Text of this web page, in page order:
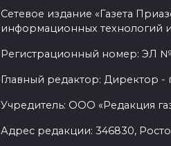
Сетевое издание «Газета
информационных технологий
Регистрационный номер: ЭЛ
Главный редактор: Директор -
Учредитель: ООО «Редакция
Адрес редакции: 346830,